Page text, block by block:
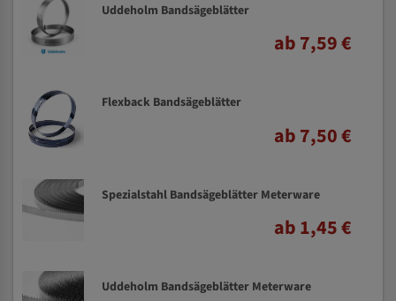
Uddeholm Bandsägeblätter
ab 7,59 €
Flexback Bandsägeblätter
ab 7,50 €
Spezialstahl Bandsägeblätter Meterware
ab 1,45 €
Uddeholm Bandsägeblätter Meterware